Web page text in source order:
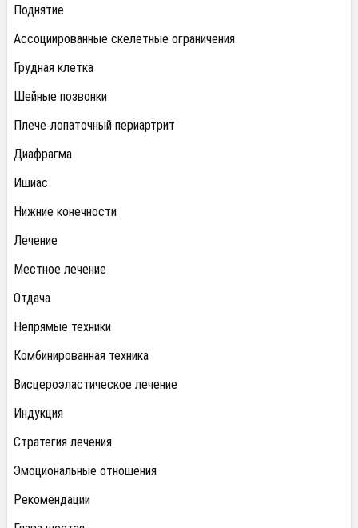
Поднятие
Ассоциированные скелетные ограничения
Грудная клетка
Шейные позвонки
Плече-лопаточный периартрит
Диафрагма
Ишиас
Нижние конечности
Лечение
Местное лечение
Отдача
Непрямые техники
Комбинированная техника
Висцероэластическое лечение
Индукция
Стратегия лечения
Эмоциональные отношения
Рекомендации